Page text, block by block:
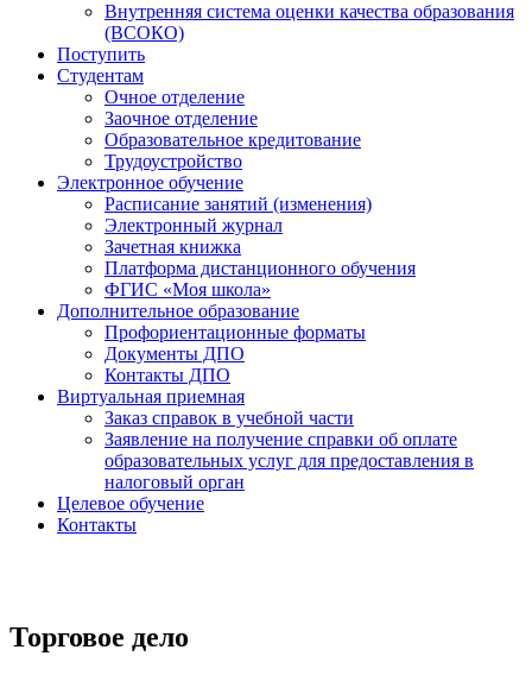
Внутренняя система оценки качества образования
(ВСОКО)
Поступить
Студентам
Очное отделение
Заочное отделение
Образовательное кредитование
Трудоустройство
Электронное обучение
Расписание занятий (изменения)
Электронный журнал
Зачетная книжка
Платформа дистанционного обучения
ФГИС «Моя школа»
Дополнительное образование
Профориентационные форматы
Документы ДПО
Контакты ДПО
Виртуальная приемная
Заказ справок в учебной части
Заявление на получение справки об оплате
образовательных услуг для предоставления в
налоговый орган
Целевое обучение
Контакты
Торговое дело